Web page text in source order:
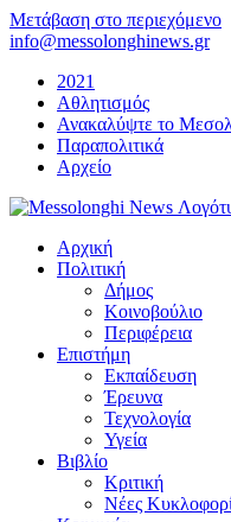
Μετάβαση στο περιεχόμενο
info@messolonghinews.gr
2021
Αθλητισμός
Ανακαλύψτε το
Παραπολιτικά
Αρχείο
Αρχική
Πολιτική
Δήμος
Κοινοβούλιο
Περιφέρεια
Επιστήμη
Εκπαίδευση
Έρευνα
Τεχνολογία
Υγεία
Βιβλίο
Κριτική
Νέες